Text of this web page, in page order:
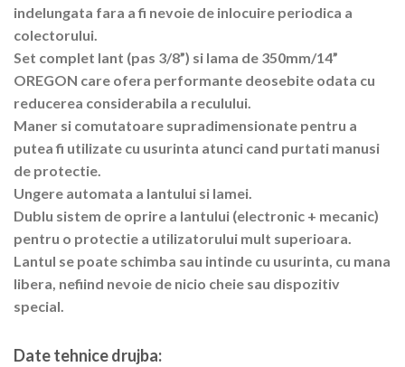
indelungata fara a fi nevoie de inlocuire periodica a
colectorului.
Set complet lant (pas 3/8”) si lama de 350mm/14”
OREGON care ofera performante deosebite odata cu
reducerea considerabila a reculului.
Maner si comutatoare supradimensionate pentru a
putea fi utilizate cu usurinta atunci cand purtati manusi
de protectie.
Ungere automata a lantului si lamei.
Dublu sistem de oprire a lantului (electronic + mecanic)
pentru o protectie a utilizatorului mult superioara.
Lantul se poate schimba sau intinde cu usurinta, cu mana
libera, nefiind nevoie de nicio cheie sau dispozitiv
special.
Date tehnice drujba: